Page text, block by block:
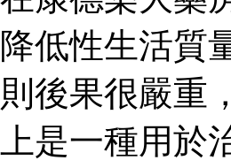
降低性生活質
則後果很嚴重
上是一種用